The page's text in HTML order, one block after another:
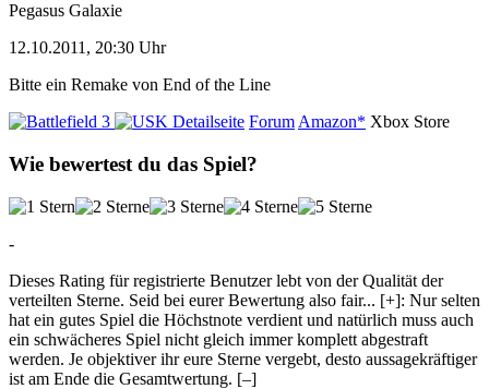
Pegasus Galaxie
12.10.2011, 20:30 Uhr
Bitte ein Remake von End of the Line
Detailseite ForumAmazon* Xbox Store
Wie bewertest du das Spiel?
-
Dieses Rating für registrierte Benutzer lebt von der Qualität der
verteilten Sterne. Seid bei eurer Bewertung also fair... [+]: Nur selten
hat ein gutes Spiel die Höchstnote verdient und natürlich muss auch
ein schwächeres Spiel nicht gleich immer komplett abgestraft
werden. Je objektiver ihr eure Sterne vergebt, desto aussagekräftiger
ist am Ende die Gesamtwertung. [–]